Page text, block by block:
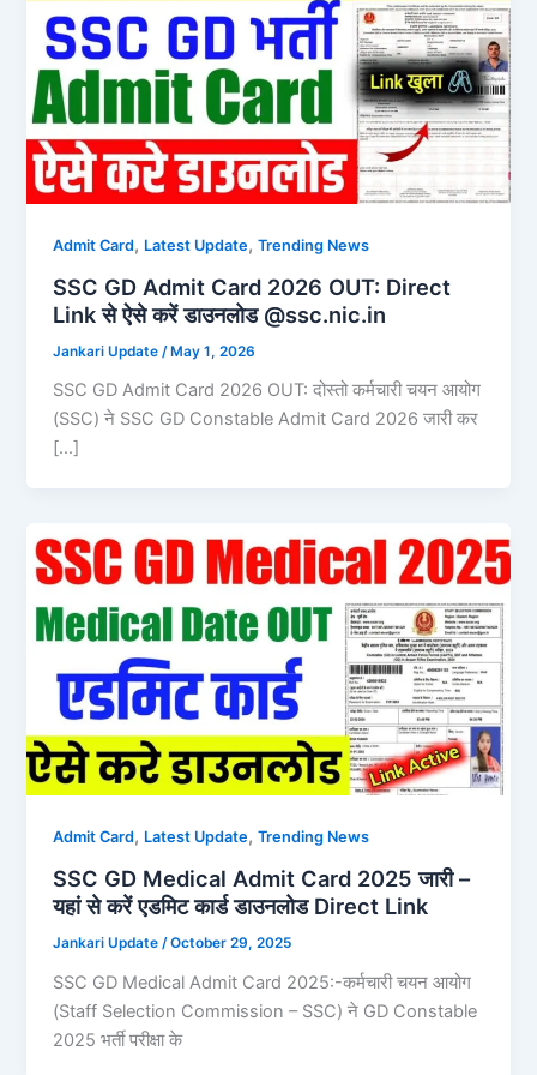
Admit Card, Latest Update,Trending News
SSC GD Admit Card 2026 OUT: Direct
Link से ऐसे करें डाउनलोड @ssc.nic.in
Jankari Update /May 1, 2026
SSC GD Admit Card 2026 OUT: दोस्तो कर्मचारी चयन आयोग
(SSC) ने SSC GD Constable Admit Card 2026 जारी कर
[…]
Admit Card, Latest Update,Trending News
SSC GD Medical Admit Card 2025 जारी –
यहां से करें एडमिट कार्ड डाउनलोड Direct Link
Jankari Update /October 29, 2025
SSC GD Medical Admit Card 2025:-कर्मचारी चयन आयोग
(Staff Selection Commission – SSC) ने GD Constable
2025 भर्ती परीक्षा के